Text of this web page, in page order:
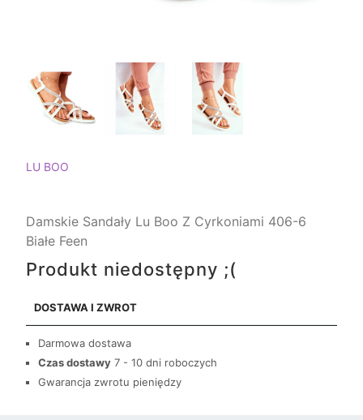
LU BOO
Damskie Sandały Lu Boo Z Cyrkoniami 406-6
Białe Feen
Produkt niedostępny ;(
DOSTAWA I ZWROT
Darmowa dostawa
Czas dostawy 7 - 10 dni roboczych
Gwarancja zwrotu pieniędzy